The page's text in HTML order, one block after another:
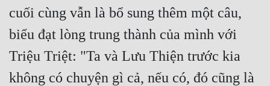
cuối cùng vẫn là bổ sung thêm một câu,
biểu đạt lòng trung thành của mình với
Triệu Triệt: "Ta và Lưu Thiện trước kia
không có chuyện gì cả, nếu có, đó cũng là